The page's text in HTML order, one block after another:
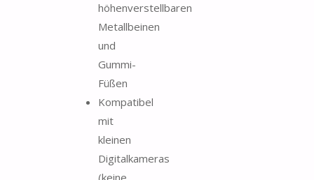
höhenverstellbaren
Metallbeinen
und
Gummi-
Füßen
Kompatibel
mit
kleinen
Digitalkameras